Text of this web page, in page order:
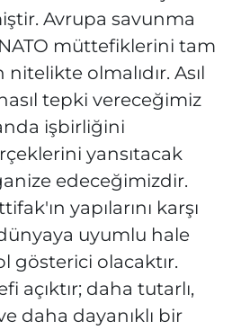
Avrupa savunma
müttefiklerini tam
olmalıdır. Asıl
tepki vereceğimiz
işbirliğini
yansıtacak
edeceğimizdir.
yapılarını karşı
uyumlu hale
gösterici olacaktır.
açıktır; daha tutarlı,
daha dayanıklı bir